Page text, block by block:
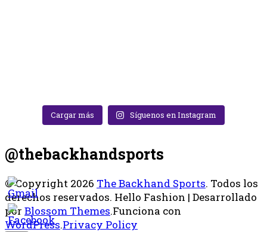
Cargar más Síguenos en Instagram
@thebackhandsports
© Copyright 2026 The Backhand Sports. Todos los
derechos reservados. Hello Fashion | Desarrollado
por Blossom Themes.Funciona con
WordPress.Privacy Policy